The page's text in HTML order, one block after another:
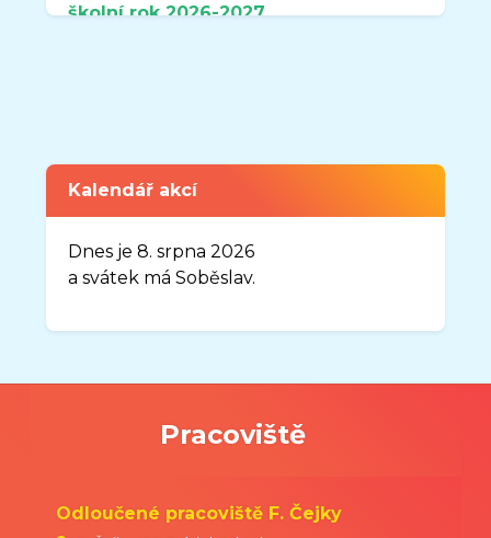
školní rok2026-2027
době od 3.8.2026-31.8.2026
Vážení rodiče,
oznamuji Vám, že organizace MŠ
Sluníčko, Frýdek-Místek, Josefa
Myslivečka 1883, bude uzavřena v
Nový školní rok2026-2027bude
ředitelka MŠ
Kalendář akcí
Dnes je 8. srpna 2026
a svátek má Soběslav.
Pracoviště
Odloučené pracoviště F. Čejky